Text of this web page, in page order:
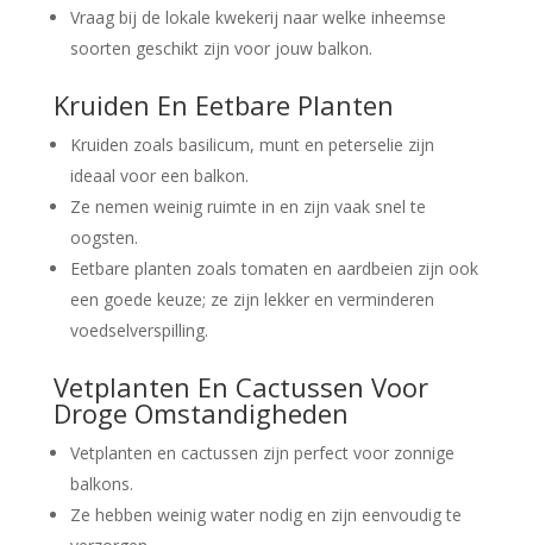
Vraag bij de lokale kwekerij naar welke inheemse
soorten geschikt zijn voor jouw balkon.
Kruiden En Eetbare Planten
Kruiden zoals basilicum, munt en peterselie zijn
ideaal voor een balkon.
Ze nemen weinig ruimte in en zijn vaak snel te
oogsten.
Eetbare planten zoals tomaten en aardbeien zijn ook
een goede keuze; ze zijn lekker en verminderen
voedselverspilling.
Vetplanten En Cactussen Voor
Droge Omstandigheden
Vetplanten en cactussen zijn perfect voor zonnige
balkons.
Ze hebben weinig water nodig en zijn eenvoudig te